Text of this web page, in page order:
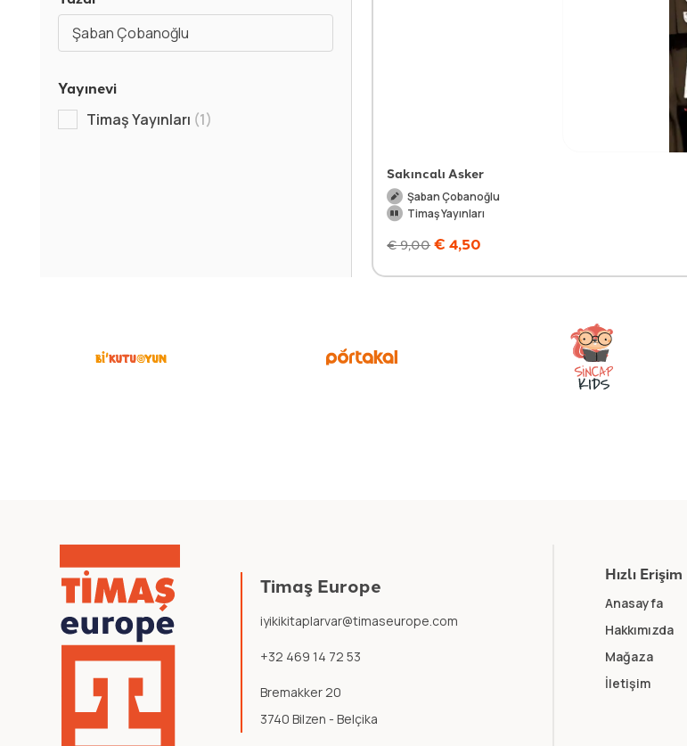
Şaban Çobanoğlu
Yayınevi
Timaş Yayınları (1)
Sakıncalı Asker
Şaban Çobanoğlu
Timaş Yayınları
€9,00 € 4,50
Timaş Europe
iyikikitaplarvar@timaseurope.com
+32 469 14 72 53
Bremakker 20
3740 Bilzen - Belçika
Hızlı Erişim
Anasayfa
Hakkımızda
Mağaza
İletişim